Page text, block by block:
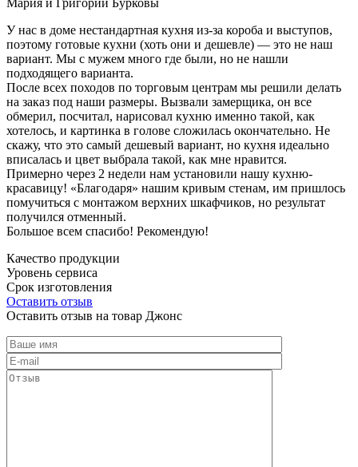
У нас в доме нестандартная кухня из-за короба и выступов,
поэтому готовые кухни (хоть они и дешевле) — это не наш
вариант. Мы с мужем много где были, но не нашли
подходящего варианта.
После всех походов по торговым центрам мы решили делать
на заказ под наши размеры. Вызвали замерщика, он все
обмерил, посчитал, нарисовал кухню именно такой, как
хотелось, и картинка в голове сложилась окончательно. Не
скажу, что это самый дешевый вариант, но кухня идеально
вписалась и цвет выбрала такой, как мне нравится.
Примерно через 2 недели нам установили нашу кухню-
красавицу! «Благодаря» нашим кривым стенам, им пришлось
помучиться с монтажом верхних шкафчиков, но результат
получился отменный.
Большое всем спасибо! Рекомендую!
Качество продукции
Уровень сервиса
Срок изготовления
Оставить отзыв
Оставить отзыв на товар Джонс